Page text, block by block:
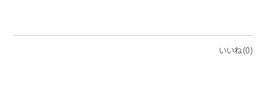
いいね(0)